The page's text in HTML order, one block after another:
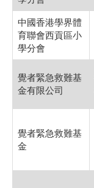
中國香港學界體
育聯會西貢區小
學分會
覺者緊急救難基
金有限公司
覺者緊急救難基
金